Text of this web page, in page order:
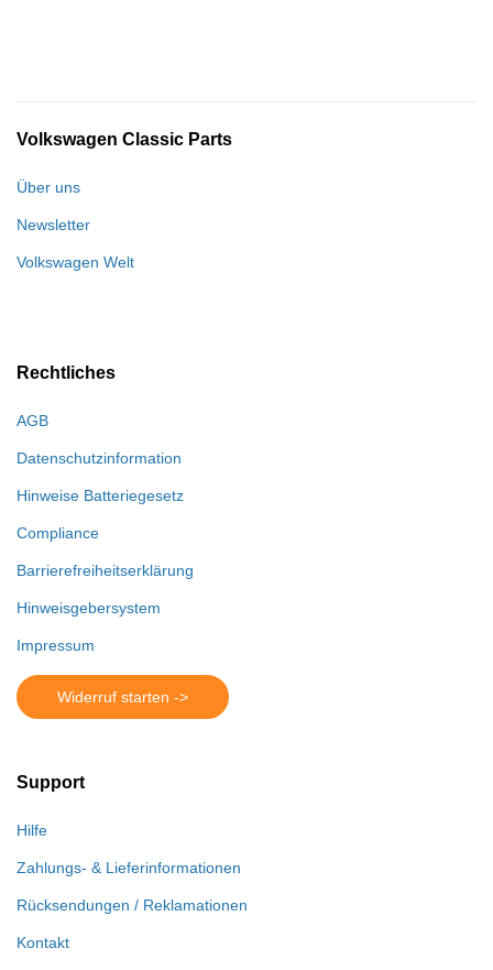
Volkswagen Classic Parts
Über uns
Newsletter
Volkswagen Welt
Rechtliches
AGB
Datenschutzinformation
Hinweise Batteriegesetz
Compliance
Barrierefreiheitserklärung
Hinweisgebersystem
Impressum
Widerruf starten ->
Support
Hilfe
Zahlungs- & Lieferinformationen
Rücksendungen / Reklamationen
Kontakt